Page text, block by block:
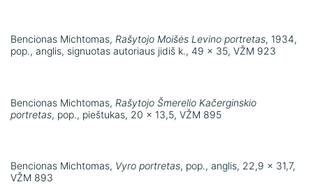
Bencionas Michtomas, Rašytojo Moišės Levino portretas, 1934,
pop., anglis, signuotas autoriaus jidiš k., 49 x 35, VŽM 923
Bencionas Michtomas, Rašytojo Šmerelio Kačerginskio
portretas, pop., pieštukas, 20 x 13,5, VŽM 895
Bencionas Michtomas, Vyro portretas, pop., anglis, 22,9 x 31,7,
VŽM 893